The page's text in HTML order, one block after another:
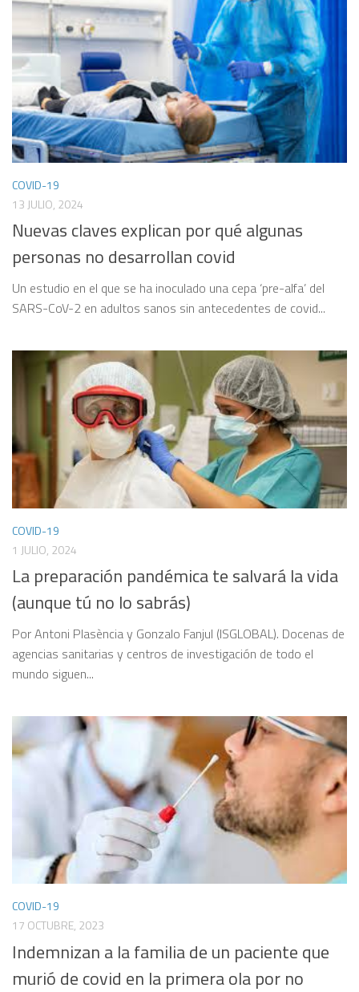
COVID-19
13 JULIO, 2024
Nuevas claves explican por qué algunas
personas no desarrollan covid
Un estudio en el que se ha inoculado una cepa ‘pre-alfa’ del
SARS-CoV-2 en adultos sanos sin antecedentes de covid...
COVID-19
1 JULIO, 2024
La preparación pandémica te salvará la vida
(aunque tú no lo sabrás)
Por Antoni Plasència y Gonzalo Fanjul (ISGLOBAL). Docenas de
agencias sanitarias y centros de investigación de todo el
mundo siguen...
COVID-19
17 OCTUBRE, 2023
Indemnizan a la familia de un paciente que
murió de covid en la primera ola por no